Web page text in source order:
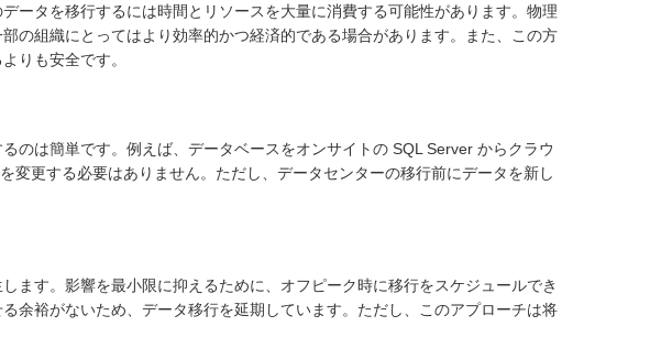
ータを移行するには時間とリソースを大量に消費する可能性があります。物理
の組織にとってはより効率的かつ経済的である場合があります。また、この方
りも安全です。
のは簡単です。例えば、データベースをオンサイトの SQL Server からクラウ
変更する必要はありません。ただし、データセンターの移行前にデータを新し
ます。影響を最小限に抑えるために、オフピーク時に移行をスケジュールでき
余裕がないため、データ移行を延期しています。ただし、このアプローチは将